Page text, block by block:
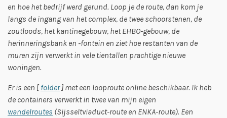
en hoe het bedrijf werd gerund. Loop je de route, dan kom je
langs de ingang van het complex, de twee schoorstenen, de
zoutloods, het kantinegebouw, het EHBO-gebouw, de
herinneringsbank en -fontein en ziet hoe restanten van de
muren zijn verwerkt in vele tientallen prachtige nieuwe
woningen.
Er is een [ folder] met een looproute online beschikbaar. Ik heb
de containers verwerkt in twee van mijn eigen
wandelroutes (Sijsseltviaduct-route en ENKA-route). Een